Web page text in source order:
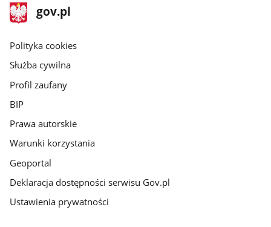
stopka
gov.pl
Strona
gov.pl
gov.pl
Polityka cookies
Służba cywilna
Profil zaufany
BIP
Prawa autorskie
Warunki korzystania
Geoportal
Deklaracja dostępności serwisu Gov.pl
Ustawienia prywatności